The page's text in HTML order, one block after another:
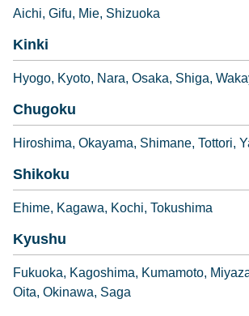
Aichi Gifu Mie Shizuoka
Kinki
Hyogo Kyoto Nara Osaka Shiga
Chugoku
Hiroshima Okayama Shimane Tottori
Shikoku
Ehime Kagawa Kochi Tokushima
Kyushu
Fukuoka Kagoshima Kumamoto
Oita Okinawa Saga